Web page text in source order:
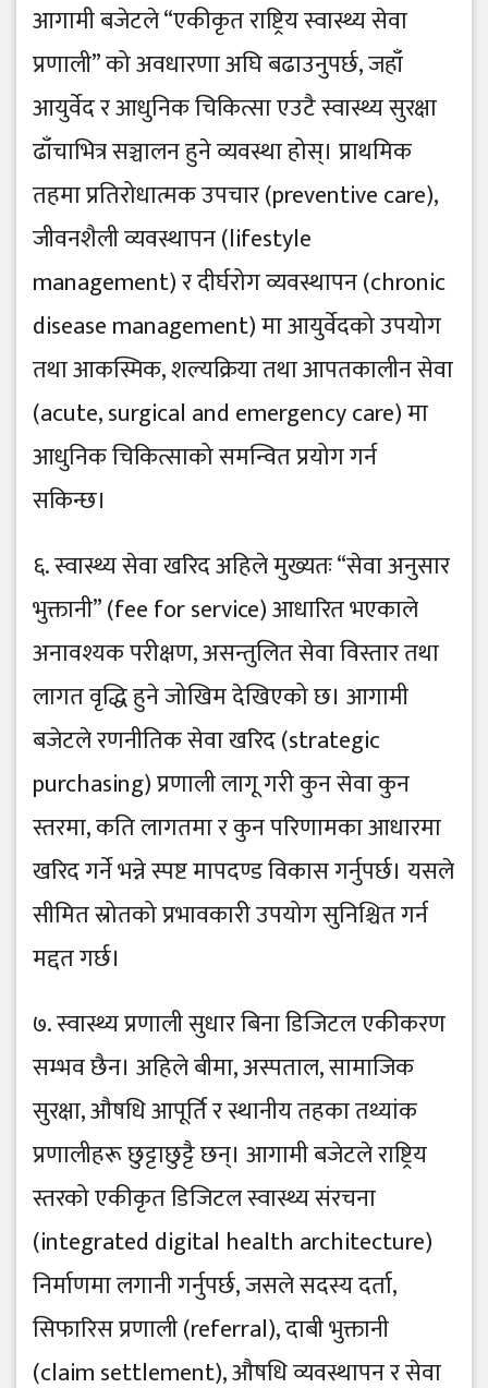
आगामी बजेटले “एकीकृत राष्ट्रिय स्वास्थ्य सेवा
प्रणाली” को अवधारणा अघि बढाउनुपर्छ, जहाँ
आयुर्वेद र आधुनिक चिकित्सा एउटै स्वास्थ्य सुरक्षा
ढाँचाभित्र सञ्चालन हुने व्यवस्था होस्। प्राथमिक
तहमा प्रतिरोधात्मक उपचार (preventive care),
जीवनशैली व्यवस्थापन (lifestyle
management) र दीर्घरोग व्यवस्थापन (chronic
disease management) मा आयुर्वेदको उपयोग
तथा आकस्मिक, शल्यक्रिया तथा आपतकालीन सेवा
(acute, surgical and emergency care) मा
आधुनिक चिकित्साको समन्वित प्रयोग गर्न
सकिन्छ।
६. स्वास्थ्य सेवा खरिद अहिले मुख्यतः “सेवा अनुसार
भुक्तानी” (fee for service) आधारित भएकाले
अनावश्यक परीक्षण, असन्तुलित सेवा विस्तार तथा
लागत वृद्धि हुने जोखिम देखिएको छ। आगामी
बजेटले रणनीतिक सेवा खरिद (strategic
purchasing) प्रणाली लागू गरी कुन सेवा कुन
स्तरमा, कति लागतमा र कुन परिणामका आधारमा
खरिद गर्ने भन्ने स्पष्ट मापदण्ड विकास गर्नुपर्छ। यसले
सीमित स्रोतको प्रभावकारी उपयोग सुनिश्चित गर्न
मद्दत गर्छ।
७. स्वास्थ्य प्रणाली सुधार बिना डिजिटल एकीकरण
सम्भव छैन। अहिले बीमा, अस्पताल, सामाजिक
सुरक्षा, औषधि आपूर्ति र स्थानीय तहका तथ्यांक
प्रणालीहरू छुट्टाछुट्टै छन्। आगामी बजेटले राष्ट्रिय
स्तरको एकीकृत डिजिटल स्वास्थ्य संरचना
(integrated digital health architecture)
निर्माणमा लगानी गर्नुपर्छ, जसले सदस्य दर्ता,
सिफारिस प्रणाली (referral), दाबी भुक्तानी
(claim settlement), औषधि व्यवस्थापन र सेवा